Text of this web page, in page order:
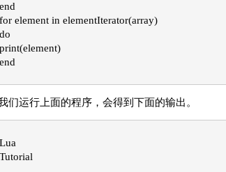
end
for element in elementIterator(array)
do
print(element)
end
们运行上面的程序，会得到下面的输出。
Lua
Tutorial